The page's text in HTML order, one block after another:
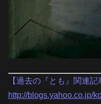
【過去の『とも』関連記
http://blogs.yahoo.co.jp/